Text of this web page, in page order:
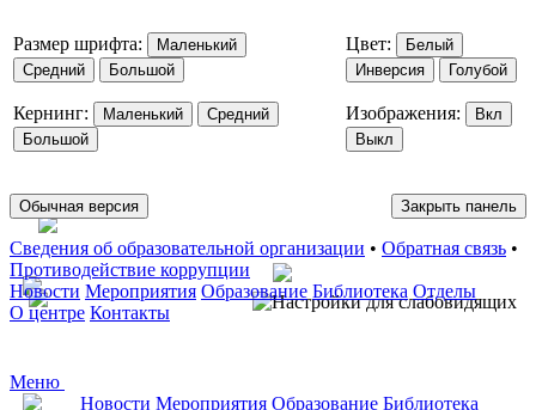
Размер шрифта:
Маленький
Средний
Большой
Кернинг: Маленький
Средний
Большой
Цвет:
Белый
Инверсия
Голубой
Изображения:
Вкл
Выкл
Обычная версия Закрыть панель
Сведения об образовательной организации • Обратная связь •
Противодействие коррупции
Новости Мероприятия Образование Библиотека Отделы
О центре Контакты
Меню
Новости Мероприятия Образование Библиотека